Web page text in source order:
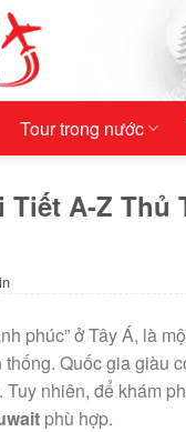
Tour trong nước
A-Z Thủ
phúc” ở Tây Á, là
Quốc gia giàu
nhiên, để khám
phù hợp.